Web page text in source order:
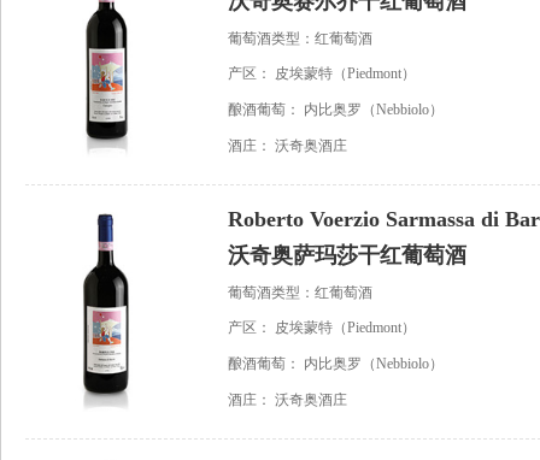
葡萄酒类型：红葡萄酒
产区： 皮埃蒙特（Piedmont）
酿酒葡萄： 内比奥罗（Nebbiolo）
酒庄： 沃奇奥酒庄
Roberto Voerzio Sarmassa di
沃奇奥萨玛莎干红葡萄酒
葡萄酒类型：红葡萄酒
产区： 皮埃蒙特（Piedmont）
酿酒葡萄： 内比奥罗（Nebbiolo）
酒庄： 沃奇奥酒庄